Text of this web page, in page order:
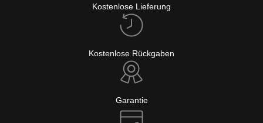
Kostenlose Lieferung
Kostenlose Rückgaben
Garantie